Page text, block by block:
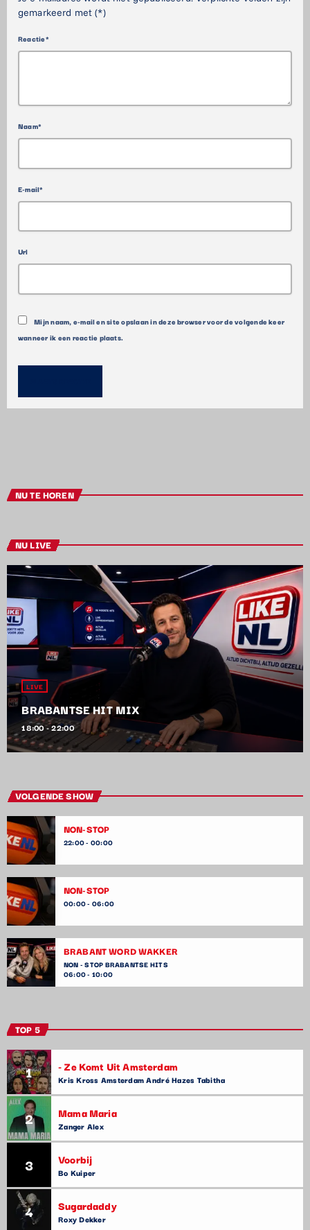
gemarkeerd met (*)
Reactie*
Naam*
E-mail*
Url
Mijn naam, e-mail en site opslaan in deze browser voor de volgende keer
wanneer ik een reactie plaats.
NU TE HOREN
NU LIVE
LIVE
BRABANTSE HIT MIX
18:00 - 22:00
VOLGENDE SHOW
NON-STOP
22:00 - 00:00
NON-STOP
00:00 - 06:00
BRABANT WORD WAKKER
NON - STOP BRABANTSE HITS
06:00 - 10:00
TOP 5
1 - Ze Komt Uit Amsterdam
Kris Kross Amsterdam André Hazes Tabitha
2 Mama Maria
Zanger Alex
3 Voorbij
Bo Kuiper
4 Sugardaddy
Roxy Dekker